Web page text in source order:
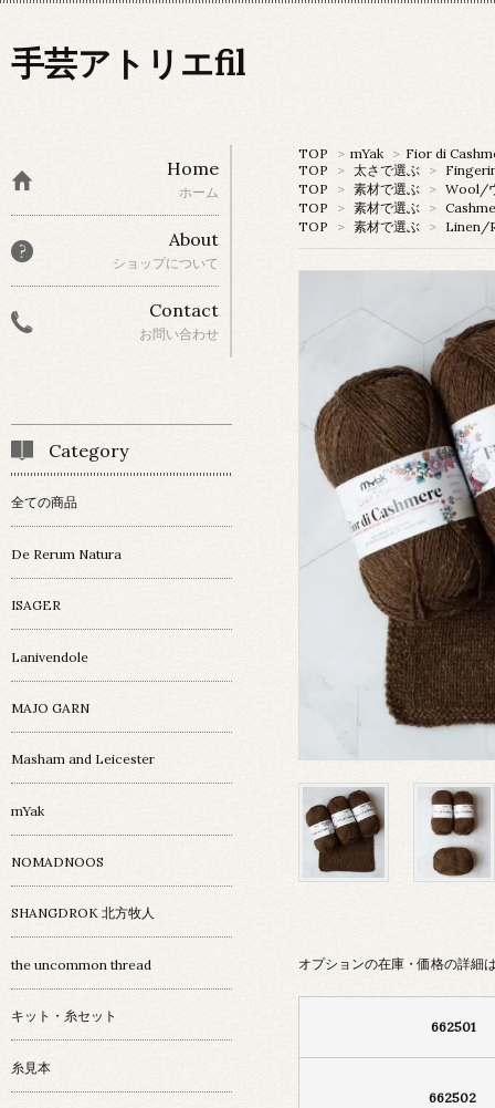
手芸アトリエfil
TOP > mYak > Fior di
TOP
> 太さで選ぶ >
TOP
> 素材で選ぶ > Wool/
TOP
> 素材で選ぶ >
TOP
> 素材で選ぶ > Linen/
オプションの在庫・価格の詳細
662501
662502
Home
ホーム
About
ショップについて
Contact
お問い合わせ
Category
全ての商品
De Rerum Natura
ISAGER
Lanivendole
MAJO GARN
Masham and Leicester
mYak
NOMADNOOS
SHANGDROK 北方牧人
the uncommon thread
キット・糸セット
糸見本